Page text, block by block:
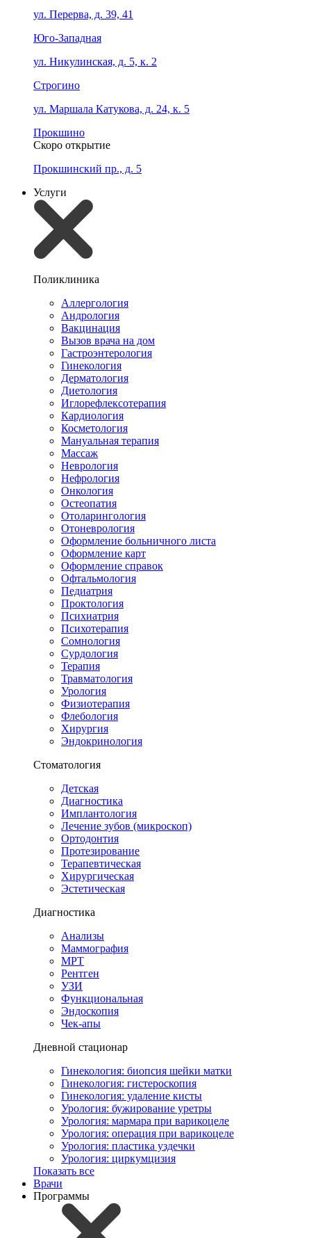
ул. Перерва, д. 39, 41
Юго-Западная
ул. Никулинская, д. 5, к. 2
Строгино
ул. Маршала Катукова, д. 24, к. 5
Прокшино
Скоро открытие
Прокшинский пр., д. 5
Услуги
Поликлиника
Аллергология
Андрология
Вакцинация
Вызов врача на дом
Гастроэнтерология
Гинекология
Дерматология
Диетология
Иглорефлексотерапия
Кардиология
Косметология
Мануальная терапия
Массаж
Неврология
Нефрология
Онкология
Остеопатия
Отоларингология
Отоневрология
Оформление больничного листа
Оформление карт
Оформление справок
Офтальмология
Педиатрия
Проктология
Психиатрия
Психотерапия
Сомнология
Сурдология
Терапия
Травматология
Урология
Физиотерапия
Флебология
Хирургия
Эндокринология
Стоматология
Детская
Диагностика
Имплантология
Лечение зубов (микроскоп)
Ортодонтия
Протезирование
Терапевтическая
Хирургическая
Эстетическая
Диагностика
Анализы
Маммография
МРТ
Рентген
УЗИ
Функциональная
Эндоскопия
Чек-апы
Дневной стационар
Гинекология: биопсия шейки матки
Гинекология: гистероскопия
Гинекология: удаление кисты
Урология: бужирование уретры
Урология: мармара при варикоцеле
Урология: операция при варикоцеле
Урология: пластика уздечки
Урология: циркумцизия
Показать все
Врачи
Программы